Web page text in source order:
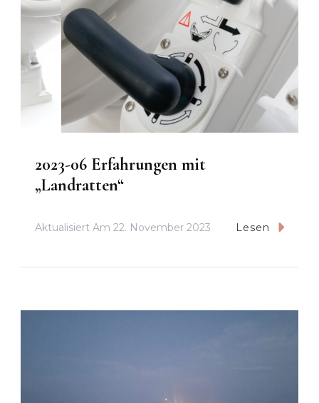
2023-06 Erfahrungen mit
„Landratten“
Aktualisiert Am 22. November 2023 Lesen